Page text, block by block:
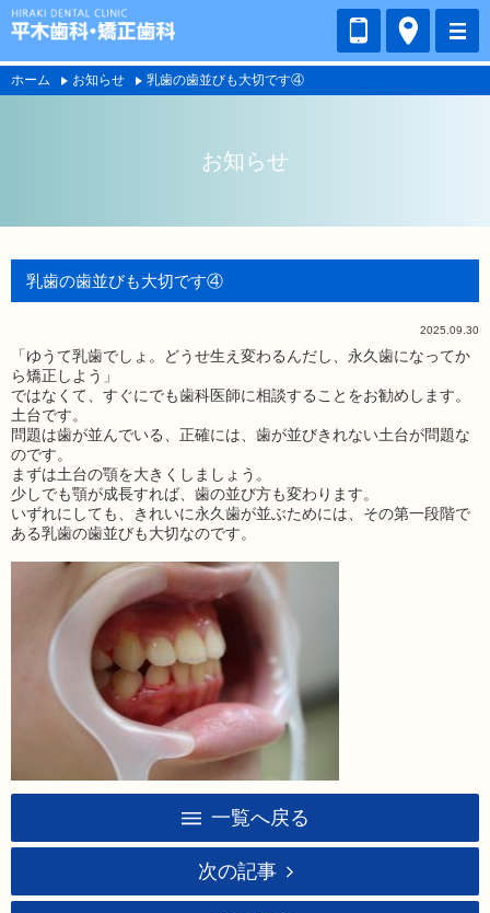
ホーム お知らせ 乳歯の歯並びも大切です④
お知らせ
乳歯の歯並びも大切です④
2025.09.30
「ゆうて乳歯でしょ。どうせ生え変わるんだし、永久歯になってか
ら矯正しよう」
ではなくて、すぐにでも歯科医師に相談することをお勧めします。
土台です。
問題は歯が並んでいる、正確には、歯が並びきれない土台が問題な
のです。
まずは土台の顎を大きくしましょう。
少しでも顎が成長すれば、歯の並び方も変わります。
いずれにしても、きれいに永久歯が並ぶためには、その第一段階で
ある乳歯の歯並びも大切なのです。
一覧へ戻る
次の記事